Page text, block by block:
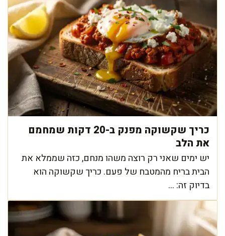
כריך שקשוקה מפנק ב-20 דקות שמחמם
את הלב
יש ימים שאני רק רוצה משהו מנחם, כזה שממלא את
הבית בריח מהמטבח של פעם. כריך שקשוקה הוא
בדיוק זה: ...